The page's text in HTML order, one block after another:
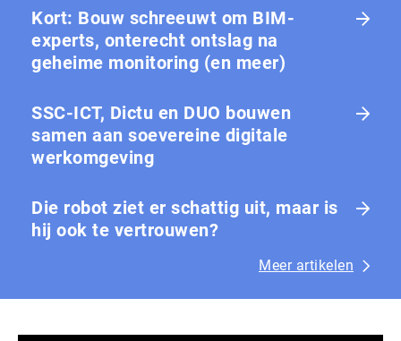
Kort: Bouw schreeuwt om BIM-
experts, onterecht ontslag na
geheime monitoring (en meer)
SSC-ICT, Dictu en DUO bouwen
samen aan soevereine digitale
werkomgeving
Die robot ziet er schattig uit, maar is
hij ook te vertrouwen?
Meer artikelen